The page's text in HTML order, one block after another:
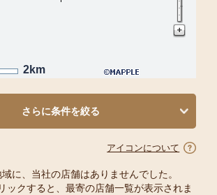
2km
さらに条件を絞る
アイコンについて
に、当社の店舗はありませんでした。
ックすると、最寄の店舗一覧が表示されま